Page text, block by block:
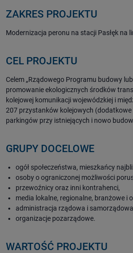
ZAKRES PROJEKTU
Modernizacja peronu na stacji Pasłęk na
CEL PROJEKTU
Celem „Rządowego Programu budowy
promowanie ekologicznych środków
kolejowej komunikacji wojewódzkiej i
207 przystanków kolejowych (dodatkowe
parkingów przy istniejących i nowo
GRUPY DOCELOWE
ogół społeczeństwa, mieszkańcy
osoby o ograniczonej możliwości
przewoźnicy oraz inni kontrahenci,
media lokalne, regionalne, branżowe i
administracja rządowa i samorządowa,
organizacje pozarządowe.
WARTOŚĆ PROJEKTU